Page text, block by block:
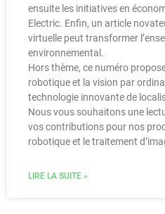
ensuite les initiatives en
Electric. Enfin, un article
virtuelle peut transformer
environnemental.
Hors thème, ce numéro
robotique et la vision par
technologie innovante de
Nous vous souhaitons une
vos contributions pour nos
robotique et le traitement
LIRE LA SUITE »